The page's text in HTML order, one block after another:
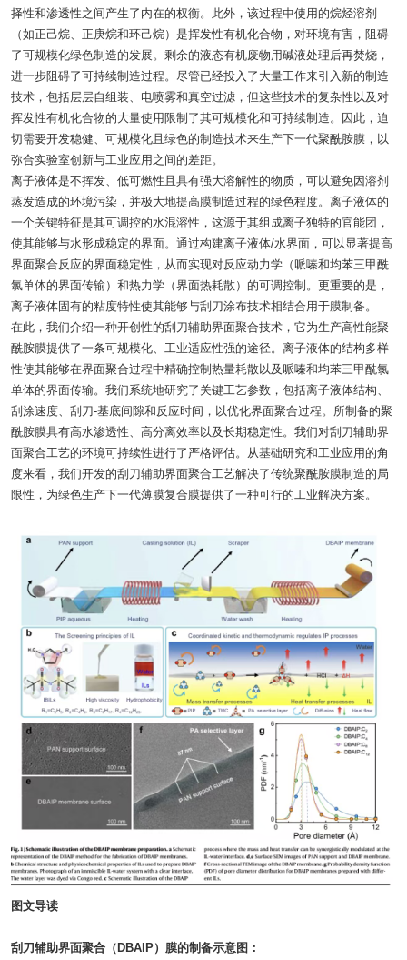
择性和渗透性之间产生了内在的权衡。此外，该过程中使用的烷烃溶剂
（如正己烷、正庚烷和环己烷）是挥发性有机化合物，对环境有害，阻碍
了可规模化绿色制造的发展。剩余的液态有机废物用碱液处理后再焚烧，
进一步阻碍了可持续制造过程。尽管已经投入了大量工作来引入新的制造
技术，包括层层自组装、电喷雾和真空过滤，但这些技术的复杂性以及对
挥发性有机化合物的大量使用限制了其可规模化和可持续制造。因此，迫
切需要开发稳健、可规模化且绿色的制造技术来生产下一代聚酰胺膜，以
弥合实验室创新与工业应用之间的差距。
离子液体是不挥发、低可燃性且具有强大溶解性的物质，可以避免因溶剂
蒸发造成的环境污染，并极大地提高膜制造过程的绿色程度。离子液体的
一个关键特征是其可调控的水混溶性，这源于其组成离子独特的官能团，
使其能够与水形成稳定的界面。通过构建离子液体/水界面，可以显著提高
界面聚合反应的界面稳定性，从而实现对反应动力学（哌嗪和均苯三甲酰
氯单体的界面传输）和热力学（界面热耗散）的可调控制。更重要的是，
离子液体固有的粘度特性使其能够与刮刀涂布技术相结合用于膜制备。
在此，我们介绍一种开创性的刮刀辅助界面聚合技术，它为生产高性能聚
酰胺膜提供了一条可规模化、工业适应性强的途径。离子液体的结构多样
性使其能够在界面聚合过程中精确控制热量耗散以及哌嗪和均苯三甲酰氯
单体的界面传输。我们系统地研究了关键工艺参数，包括离子液体结构、
刮涂速度、刮刀-基底间隙和反应时间，以优化界面聚合过程。所制备的聚
酰胺膜具有高水渗透性、高分离效率以及长期稳定性。我们对刮刀辅助界
面聚合工艺的环境可持续性进行了严格评估。从基础研究和工业应用的角
度来看，我们开发的刮刀辅助界面聚合工艺解决了传统聚酰胺膜制造的局
限性，为绿色生产下一代薄膜复合膜提供了一种可行的工业解决方案。
图文导读
刮刀辅助界面聚合（DBAIP）膜的制备示意图：